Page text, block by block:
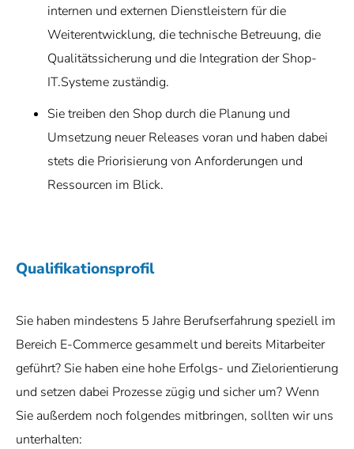
internen und externen Dienstleistern für die
Weiterentwicklung, die technische Betreuung, die
Qualitätssicherung und die Integration der Shop-
IT.Systeme zuständig.
Sie treiben den Shop durch die Planung und
Umsetzung neuer Releases voran und haben dabei
stets die Priorisierung von Anforderungen und
Ressourcen im Blick.
Qualifikationsprofil
Sie haben mindestens 5 Jahre Berufserfahrung speziell im
Bereich E-Commerce gesammelt und bereits Mitarbeiter
geführt? Sie haben eine hohe Erfolgs- und Zielorientierung
und setzen dabei Prozesse zügig und sicher um? Wenn
Sie außerdem noch folgendes mitbringen, sollten wir uns
unterhalten: